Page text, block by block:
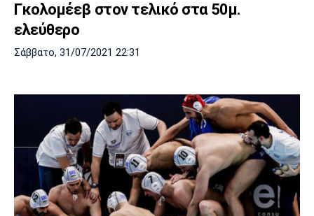
Γκολομέεβ στον τελικό στα 50μ.
ελεύθερο
Σάββατο, 31/07/2021 22:31